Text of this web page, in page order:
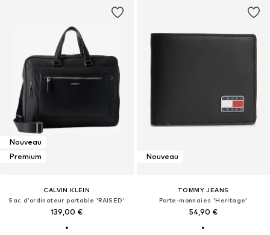
Nouveau
Premium
CALVIN KLEIN
Sac d’ordinateur portable 'RAISED'
139,00 €
Nouveau
TOMMY JEANS
Porte-monnaies 'Heritage'
54,90 €